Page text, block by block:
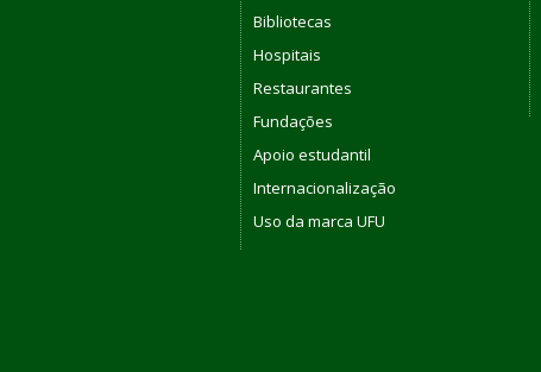
Bibliotecas
Hospitais
Restaurantes
Fundações
Apoio estudantil
Internacionalização
Uso da marca UFU